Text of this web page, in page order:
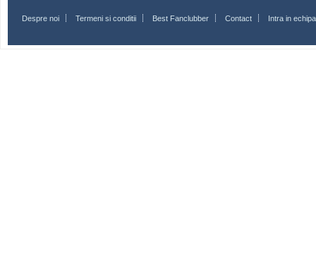
Despre noi Termeni si conditii Best Fanclubber Contact Intra in